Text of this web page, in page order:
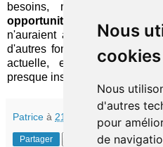
Nous
cookies
Nous
d'autres
pour
de
besoins, mais elle
opportunité
de ventes
n'auraient adopté qu'un des
d'autres fonctions venaient
actuelle, elles
presque instantanément chez
Patrice à 21:30
Partager